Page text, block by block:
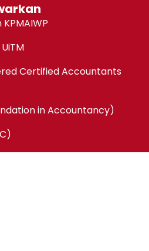
Certified Accountants
in Accountancy)